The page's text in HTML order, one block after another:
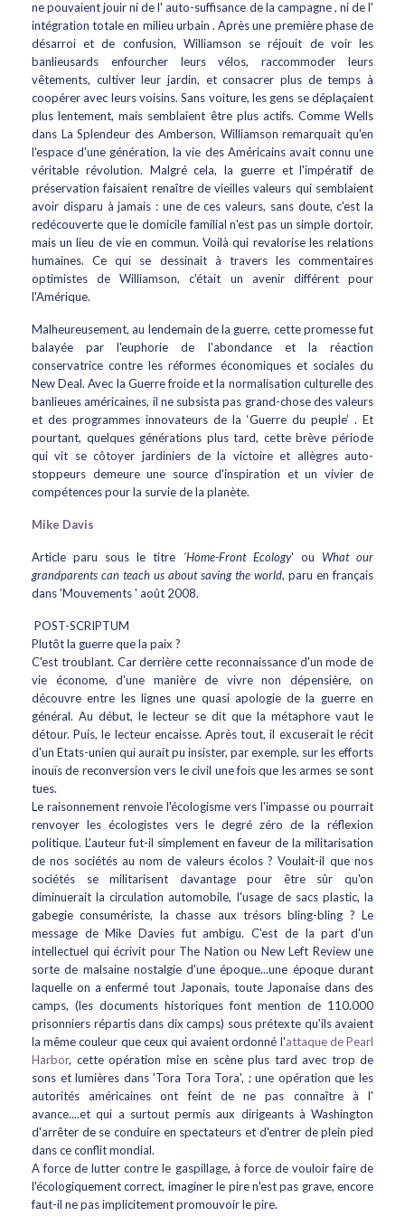
ne pouvaient jouir ni de l' auto-suffisance de la campagne , ni de l'
intégration totale en milieu urbain . Après une première phase de
désarroi et de confusion, Williamson se réjouit de voir les
banlieusards enfourcher leurs vélos, raccommoder leurs
vêtements, cultiver leur jardin, et consacrer plus de temps à
coopérer avec leurs voisins. Sans voiture, les gens se déplaçaient
plus lentement, mais semblaient être plus actifs. Comme Wells
dans La Splendeur des Amberson, Williamson remarquait qu'en
l'espace d'une génération, la vie des Américains avait connu une
véritable révolution. Malgré cela, la guerre et l'impératif de
préservation faisaient renaître de vieilles valeurs qui semblaient
avoir disparu à jamais : une de ces valeurs, sans doute, c'est la
redécouverte que le domicile familial n'est pas un simple dortoir,
mais un lieu de vie en commun. Voilà qui revalorise les relations
humaines. Ce qui se dessinait à travers les commentaires
optimistes de Williamson, c'était un avenir différent pour
l'Amérique.
Malheureusement, au lendemain de la guerre, cette promesse fut
balayée par l'euphorie de l'abondance et la réaction
conservatrice contre les réformes économiques et sociales du
New Deal. Avec la Guerre froide et la normalisation culturelle des
banlieues américaines, il ne subsista pas grand-chose des valeurs
et des programmes innovateurs de la ‘Guerre du peuple’ . Et
pourtant, quelques générations plus tard, cette brève période
qui vit se côtoyer jardiniers de la victoire et allègres auto-
stoppeurs demeure une source d'inspiration et un vivier de
compétences pour la survie de la planète.
Mike Davis
Article paru sous le titre 'Home-Front Ecology' ou What our
grandparents can teach us about saving the world, paru en français
dans 'Mouvements ' août 2008.
POST-SCRIPTUM
Plutôt la guerre que la paix ?
C'est troublant. Car derrière cette reconnaissance d'un mode de
vie économe, d'une manière de vivre non dépensière, on
découvre entre les lignes une quasi apologie de la guerre en
général. Au début, le lecteur se dit que la métaphore vaut le
détour. Puis, le lecteur encaisse. Après tout, il excuserait le récit
d'un Etats-unien qui aurait pu insister, par exemple, sur les efforts
inouïs de reconversion vers le civil une fois que les armes se sont
tues.
Le raisonnement renvoie l'écologisme vers l'impasse ou pourrait
renvoyer les écologistes vers le degré zéro de la réflexion
politique. L'auteur fut-il simplement en faveur de la militarisation
de nos sociétés au nom de valeurs écolos ? Voulait-il que nos
sociétés se militarisent davantage pour être sûr qu'on
diminuerait la circulation automobile, l'usage de sacs plastic, la
gabegie consumériste, la chasse aux trésors bling-bling ? Le
message de Mike Davies fut ambigu. C'est de la part d'un
intellectuel qui écrivit pour The Nation ou New Left Review une
sorte de malsaine nostalgie d'une époque...une époque durant
laquelle on a enfermé tout Japonais, toute Japonaise dans des
camps, (les documents historiques font mention de 110.000
prisonniers répartis dans dix camps) sous prétexte qu'ils avaient
la même couleur que ceux qui avaient ordonné l'attaque de Pearl
Harbor, cette opération mise en scène plus tard avec trop de
sons et lumières dans 'Tora Tora Tora', ; une opération que les
autorités américaines ont feint de ne pas connaître à l'
avance....et qui a surtout permis aux dirigeants à Washington
d'arrêter de se conduire en spectateurs et d'entrer de plein pied
dans ce conflit mondial.
A force de lutter contre le gaspillage, à force de vouloir faire de
l'écologiquement correct, imaginer le pire n'est pas grave, encore
faut-il ne pas implicitement promouvoir le pire.